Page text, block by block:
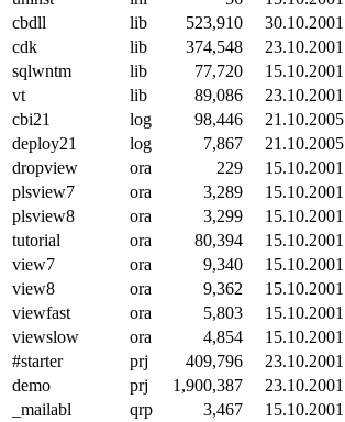
cbdll
lib 523,910
30.10.2001
cdk
lib 374,548
23.10.2001
sqlwntm
lib 77,720
15.10.2001
vt
lib 89,086
23.10.2001
cbi21
log 98,446
21.10.2005
deploy21
log 7,867
21.10.2005
dropview
ora 229
15.10.2001
plsview7
ora 3,289
15.10.2001
plsview8
ora 3,299
15.10.2001
tutorial
ora 80,394
15.10.2001
view7
ora 9,340
15.10.2001
view8
ora 9,362
15.10.2001
viewfast
ora 5,803
15.10.2001
viewslow
ora 4,854
15.10.2001
#starter
prj 409,796
23.10.2001
demo
prj 1,900,387
23.10.2001
_mailabl
qrp 3,467
15.10.2001